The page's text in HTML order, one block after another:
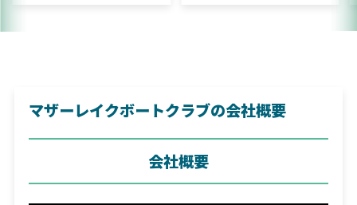
マザーレイクボートクラブの会社概要
会社概要